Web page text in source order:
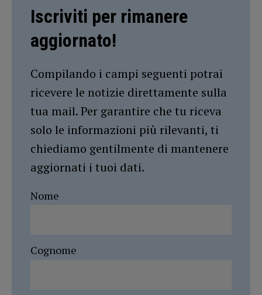
Iscriviti per rimanere
aggiornato!
Compilando i campi seguenti potrai
ricevere le notizie direttamente sulla
tua mail. Per garantire che tu riceva
solo le informazioni più rilevanti, ti
chiediamo gentilmente di mantenere
aggiornati i tuoi dati.
Nome
Cognome